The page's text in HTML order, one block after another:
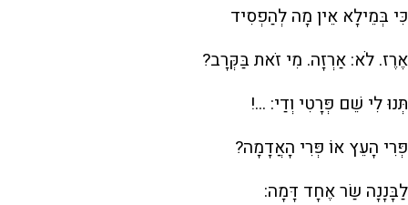
כִּי בְּמֵילָא אֵין מָה לְהַפְסִיד
אֶרֶז. לֹא: אַרְזָה. מִי זֹאת בַּקְּרָב?
תְּנוּ לִי שֵׁם פְּרָטִי וְדַי: ...!
פְּרִי הָעֵץ אוֹ פְּרִי הָאֲדָמָה?
לַבָּנָנָה שַׂר אֶחָד דָּמָה: